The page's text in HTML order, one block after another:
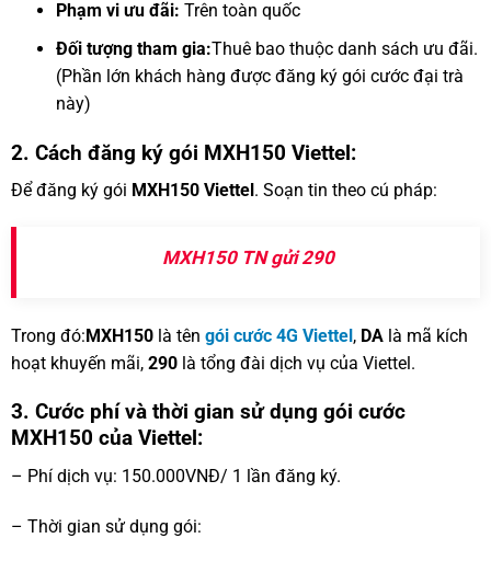
Phạm vi ưu đãi: Trên toàn quốc
Đối tượng tham gia:Thuê bao thuộc danh sách ưu đãi.
(Phần lớn khách hàng được đăng ký gói cước đại trà
này)
2. Cách đăng ký gói MXH150 Viettel:
Để đăng ký gói MXH150 Viettel . Soạn tin theo cú pháp:
MXH150 TN gửi 290
Trong đó:MXH150 là tên gói cước 4G Viettel, DA là mã kích
hoạt khuyến mãi, 290 là tổng đài dịch vụ của Viettel.
3. Cước phí và thời gian sử dụng gói cước
MXH150 của Viettel:
– Phí dịch vụ: 150.000VNĐ/ 1 lần đăng ký.
– Thời gian sử dụng gói: